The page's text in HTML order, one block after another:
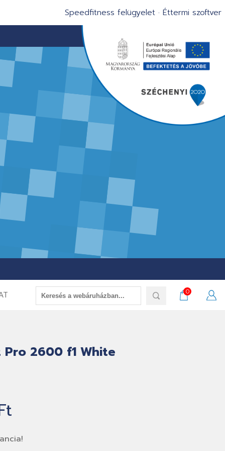
Speedfitness felügyelet ·Éttermi szoftver
0
Pro 2600 f1 White